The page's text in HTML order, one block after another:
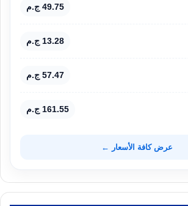
49.75 ج.م
13.28 ج.م
57.47 ج.م
161.55 ج.م
عرض كافة الأسعار ←